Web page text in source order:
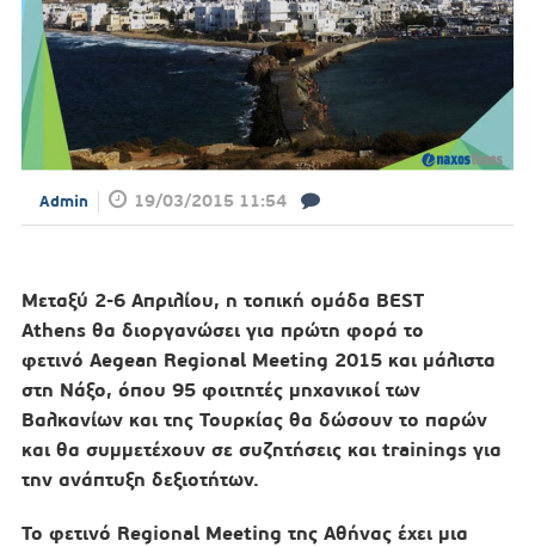
Admin 19/03/2015 11:54
Μεταξύ 2-6 Απριλίου, η τοπική ομάδα BEST
Athensθα διοργανώσει για πρώτη φορά το
φετινό Aegean Regional Meeting 2015 και μάλιστα
στη Νάξο, όπου 95 φοιτητές μηχανικοί των
Βαλκανίων και της Τουρκίας θα δώσουν το παρών
και θα συμμετέχουν σε συζητήσεις και trainings για
την ανάπτυξη δεξιοτήτων.
Το φετινό Regional Meeting της Αθήνας έχει μια